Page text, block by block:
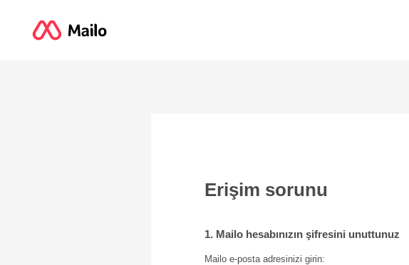
Erişim sorunu
1. Mailo hesabınızın şifresini unuttunuz
Mailo e-posta adresinizi girin: